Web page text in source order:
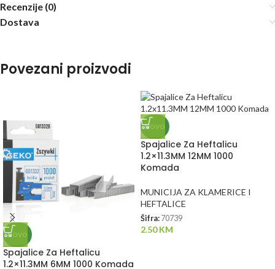
Recenzije (0)
Dostava
Povezani proizvodi
NOVO
Spajalice Za Heftalicu
1.2×11.3MM 6MM 1000 Komada
NOVO
Spajalice Za Heftalicu
1.2×11.3MM 12MM 1000
Komada
MUNICIJA ZA KLAMERICE I
HEFTALICE
Šifra: 70739
2.50KM